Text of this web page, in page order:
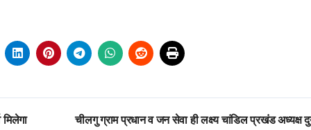
चीलगु ग्राम प्रधान व जन सेवा ही लक्ष्य चांडिल प्रखंड अध्यक्ष